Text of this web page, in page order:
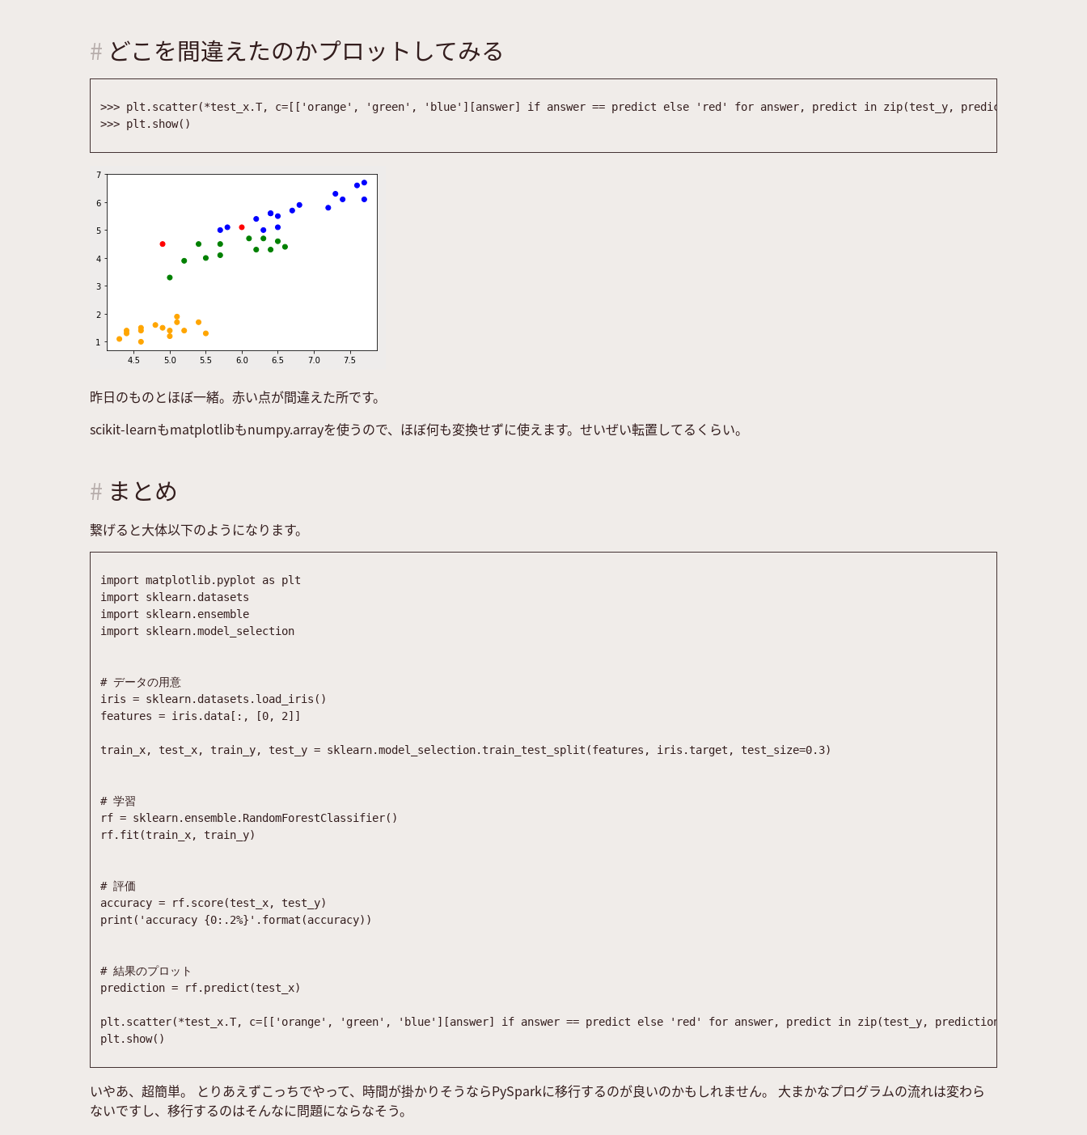
どこを間違えたのかプロットしてみる
>>> plt . scatter(*test_x.T, c=[ [ ' orange' , ' green' , ' blue' ] [answer] if answer == predict else ' red ' for answer, predict in zip(test_y, prediction
>>> plt . show( )
昨日のものとほぼ一緒。赤い点が間違えた所です。
scikit-learnもmatplotlibもnumpy.arrayを使うので、ほぼ何も変換せずに使えます。せいぜい転置してるくらい。
まとめ
繋げると大体以下のようになります。
import matplotlib. pyplot as
plt
import
sklearn. datasets
import
sklearn. ensemble
import
sklearn.model_selection
# データの用意
iris = sklearn. datasets . load_iris ( )
features = iris . data[ : , [0, 2] ]
train_x, test_x, train_y, test_y = sklearn.model_selection. train_test_split (features , iris . target , test_size=0.3)
# 学習
rf = sklearn. ensemble. RandomForestClassifier( )
rf. fit (train_x, train_y)
# 評価
accuracy = rf. score(test_x, test_y)
print ( ' accuracy {0:.2%} ' . format (accuracy) )
# 結果のプロット
prediction = rf. predict (test_x)
plt . scatter(*test_x.T, c=[ [ ' orange' , ' green' , ' blue' ] [answer] if answer == predict else ' red ' for answer, predict in zip(test_y, prediction
plt . show( )
いやあ、超簡単。 とりあえずこっちでやって、時間が掛かりそうならPySparkに移行するのが良いのかもしれません。 大まかなプログラムの流れは変わら
ないですし、移行するのはそんなに問題にならなそう。